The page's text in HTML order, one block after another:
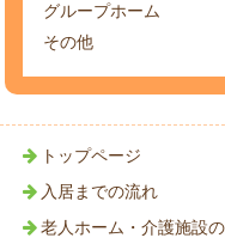
グループホーム
その他
トップページ
入居までの流れ
老人ホーム・介護施設